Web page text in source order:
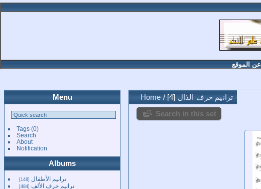
عن الموقع
Menu
Tags(0)
Search
About
Notification
Albums
ترانيم الأطفال 148
ترانيم حرف الألف 484
Home / ترانيم حرف الذال 4
Search in this set